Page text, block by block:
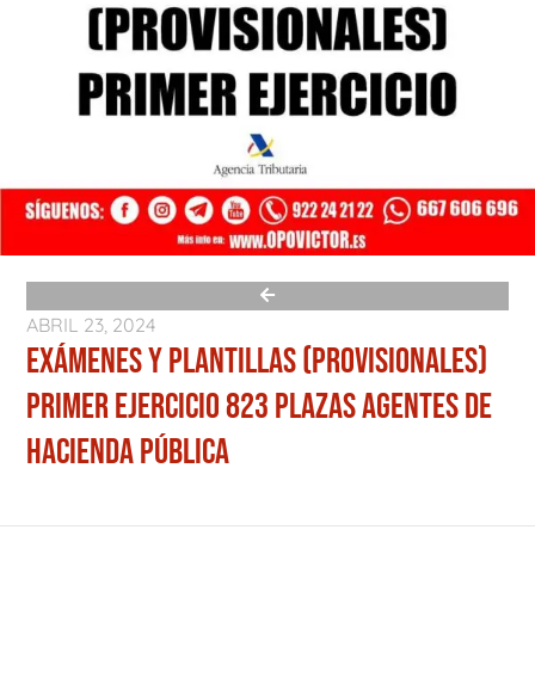
ABRIL 23, 2024
EXÁMENES Y PLANTILLAS (PROVISIONALES)
PRIMER EJERCICIO 823 PLAZAS AGENTES DE
HACIENDA PÚBLICA